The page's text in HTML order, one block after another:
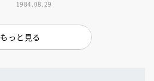
1984.08.29
もっと見る